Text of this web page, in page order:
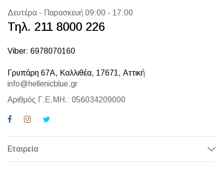
Δευτέρα - Παρασκευή 09:00 - 17:00
Τηλ. 211 8000 226
Viber: 6978070160
Γρυπάρη 67Α, Καλλιθέα, 17671, Αττική
info@hellenicblue.gr
Αριθμός Γ.Ε.ΜΗ.: 056034209000
Εταιρεία